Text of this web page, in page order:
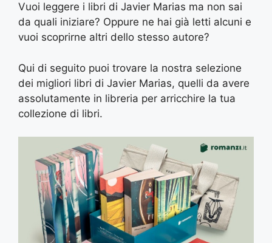
Vuoi leggere i libri di Javier Marias ma non sai
da quali iniziare? Oppure ne hai già letti alcuni e
vuoi scoprirne altri dello stesso autore?
Qui di seguito puoi trovare la nostra selezione
dei migliori libri di Javier Marias, quelli da avere
assolutamente in libreria per arricchire la tua
collezione di libri.